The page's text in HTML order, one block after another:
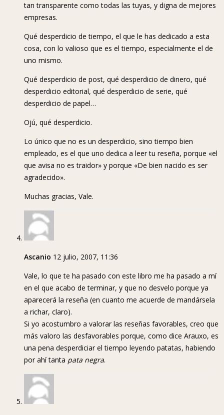
tan transparente como todas las tuyas, y digna de mejores
empresas.
Qué desperdicio de tiempo, el que le has dedicado a esta
cosa, con lo valioso que es el tiempo, especialmente el de
uno mismo.
Qué desperdicio de post, qué desperdicio de dinero, qué
desperdicio editorial, qué desperdicio de serie, qué
desperdicio de papel…
Ojú, qué desperdicio.
Lo único que no es un desperdicio, sino tiempo bien
empleado, es el que uno dedica a leer tu reseña, porque «el
que avisa no es traidor» y porque «De bien nacido es ser
agradecido».
Muchas gracias, Vale.
Ascanio 12 julio, 2007, 11:36
Vale, lo que te ha pasado con este libro me ha pasado a mí
en el que acabo de terminar, y que no desvelo porque ya
aparecerá la reseña (en cuanto me acuerde de mandársela
a richar, claro).
Si yo acostumbro a valorar las reseñas favorables, creo que
más valoro las desfavorables porque, como dice Arauxo, es
una pena desperdiciar el tiempo leyendo patatas, habiendo
por ahí tanta pata negra.